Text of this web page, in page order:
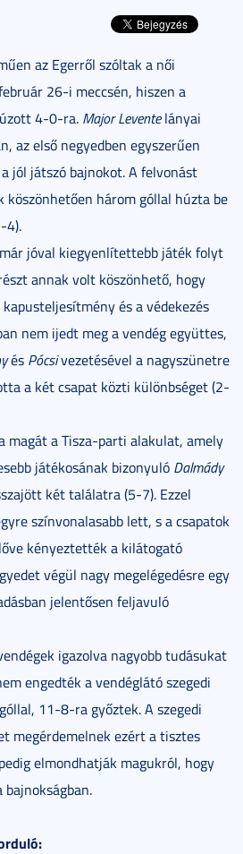
az Egerről szóltak a női
26-i meccsén, hiszen a
4-0-ra. Major Leventelányai
az első negyedben egyszerűen
jól játszó bajnokot. A felvonást
köszönhetően három góllal húzta be
4).
jóval kiegyenlítettebb játék folyt
annak volt köszönhető, hogy
és a védekezés
nem ijedt meg a vendég együttes,
és Pócsivezetésével a nagyszünetre
a két csapat közti különbséget (2-
magát a Tisza-parti alakulat, amely
játékosának bizonyuló Dalmády
két találatra (5-7). Ezzel
színvonalasabb lett, s a csapatok
kényeztették a kilátogató
végül nagy megelégedésre egy
jelentősen feljavuló
igazolva nagyobb tudásukat
engedték a vendéglátó szegedi
11-8-ra győztek. A szegedi
megérdemelnek ezért a tisztes
elmondhatják magukról, hogy